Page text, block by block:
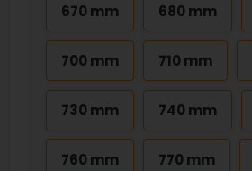
670 mm 680 mm
700 mm 710 mm
730 mm 740 mm
760 mm 770 mm